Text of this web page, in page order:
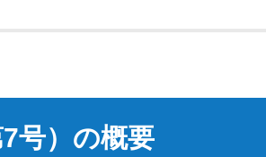
号）の概要